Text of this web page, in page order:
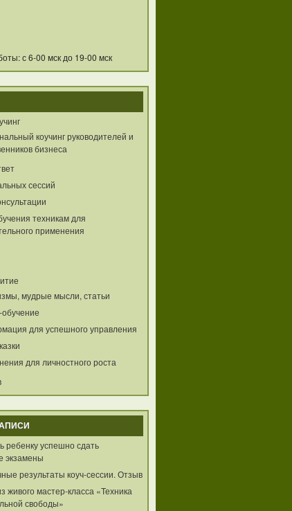
с 6-00 мск до 19-00 мск
коучинг руководителей и
бизнеса
сессий
техникам для
применения
мудрые мысли, статьи
для успешного управления
для личностного роста
ребенку успешно сдать
экзамены
результаты коуч-сессии. Отзыв
живого мастер-класса «Техника
свободы»